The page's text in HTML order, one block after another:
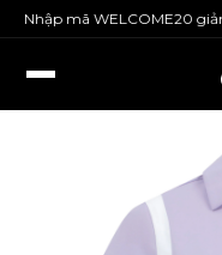
Nhập mã WELCOME20